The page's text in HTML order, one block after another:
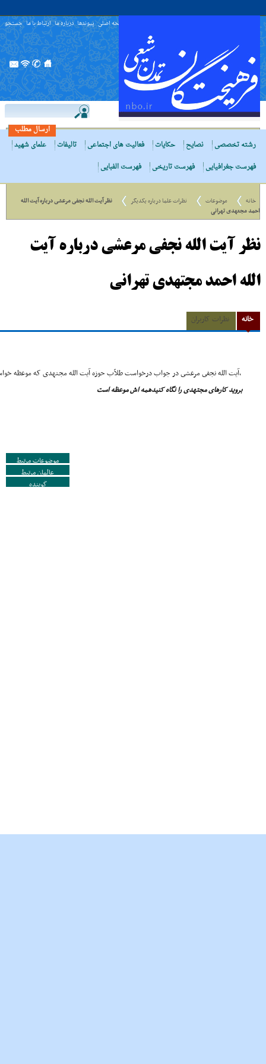
صفحه اصلی پیوندها درباره ما ارتباط با ما جستجو
ارسال مطلب
رشته تخصصی
نصایح حکایات فعالیت های اجتماعی تالیفات
علمای شهید
فهرست جغرافیایی
فهرست تاریخی فهرست الفبایی
خانه موضوعات نظرات علما درباره یکدیگر
نظر آیت الله نجفى مرعشى درباره آیت الله
احمد مجتهدی تهرانی
نظر آیت الله نجفى مرعشى درباره آیت
الله احمد مجتهدی تهرانی
خانه نظرات کاربران
,آیت الله نجفى مرعشى در جواب درخواست طلاّب حوزه آیت الله مجتهدى که موعظه
بروید کارهاى مجتهدى را نگاه کنیدهمه اش موعظه است
موضوعات مرتبط
عالمان مرتبط
گوینده